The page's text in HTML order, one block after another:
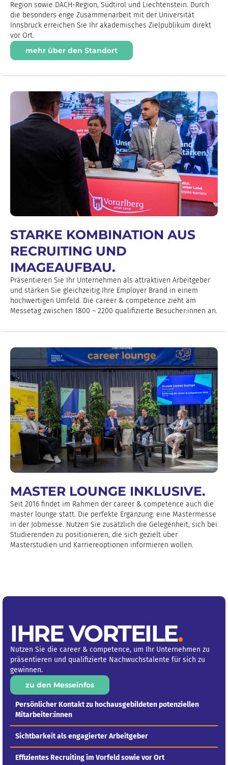
Region sowie DACH-Region, Südtirol und Liechtenstein. Durch
die besonders enge Zusammenarbeit mit der Universität
Innsbruck erreichen Sie Ihr akademisches Zielpublikum direkt
vor Ort.
mehr über den Standort
STARKE KOMBINATION AUS
RECRUITING UND
IMAGEAUFBAU.
Präsentieren Sie Ihr Unternehmen als attraktiven Arbeitgeber
und stärken Sie gleichzeitig Ihre Employer Brand in einem
hochwertigen Umfeld. Die career & competence zieht am
Messetag zwischen 1800 – 2200 qualifizierte Besucher:innen an.
MASTER LOUNGE INKLUSIVE.
Seit 2016 findet im Rahmen der career & competence auch die
master lounge statt. Die perfekte Ergänzung: eine Mastermesse
in der Jobmesse. Nutzen Sie zusätzlich die Gelegenheit, sich bei
Studierenden zu positionieren, die sich gezielt über
Masterstudien und Karriereoptionen informieren wollen.
IHRE VORTEILE.
Nutzen Sie die career & competence, um Ihr Unternehmen zu
präsentieren und qualifizierte Nachwuchstalente für sich zu
gewinnen.
zu den Messeinfos
Persönlicher Kontakt zu hochausgebildeten potenziellen
Mitarbeiter:innen
Sichtbarkeit als engagierter Arbeitgeber
Effizientes Recruiting im Vorfeld sowie vor Ort